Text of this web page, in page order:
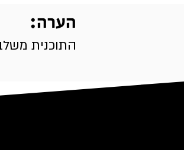
הערה:
התוכנית